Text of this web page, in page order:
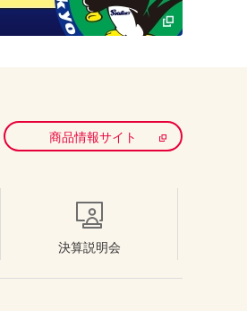
商品情報サイト
決算説明会